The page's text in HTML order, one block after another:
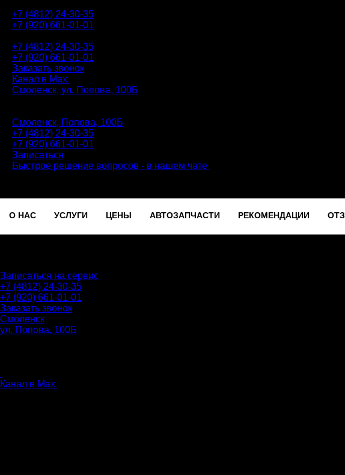
+7 (4812) 24-30-35
+7 (920) 661-01-01
+7 (4812) 24-30-35
+7 (920) 661-01-01
Заказать звонок
Канал в Max
Смоленск, ул. Попова, 100Б
Смоленск, Попова, 100Б
+7 (4812) 24-30-35
+7 (920) 661-01-01
Записаться
Быстрое решение вопросов - в нашем чате
О НАС УСЛУГИ ЦЕНЫ АВТОЗАПЧАСТИ РЕКОМЕНДАЦИИ
Записаться на сервис
+7 (4812) 24-30-35
+7 (920) 661-01-01
Заказать звонок
Смоленск
ул. Попова, 100Б
Канал в Max